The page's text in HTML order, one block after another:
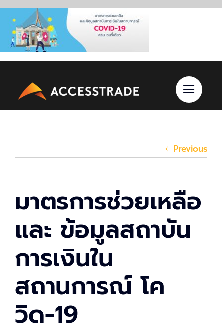
Skip
content
Previous
มาตรการช่วยเหลือ
และ ข้อมูลสถาบัน
การเงินใน
สถานการณ์ โค
วิด-19